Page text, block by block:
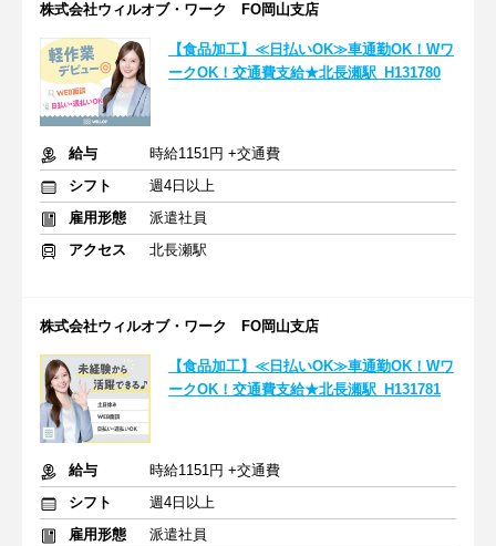
株式会社ウィルオブ・ワーク FO岡山支店
【食品加工】≪日払いOK≫車通勤OK！Wワ
ークOK！交通費支給★北長瀬駅_H131780
給与
時給1151円 +交通費
シフト
週4日以上
雇用形態
派遣社員
アクセス
北長瀬駅
株式会社ウィルオブ・ワーク FO岡山支店
【食品加工】≪日払いOK≫車通勤OK！Wワ
ークOK！交通費支給★北長瀬駅_H131781
給与
時給1151円 +交通費
シフト
週4日以上
雇用形態
派遣社員